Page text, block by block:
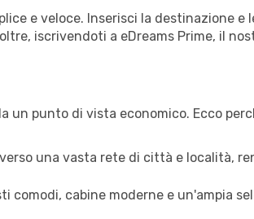
e veloce. Inserisci la destinazione
iscrivendoti a eDreams Prime, il
un punto di vista economico. Ecco
una vasta rete di città e località,
comodi, cabine moderne e un'ampia